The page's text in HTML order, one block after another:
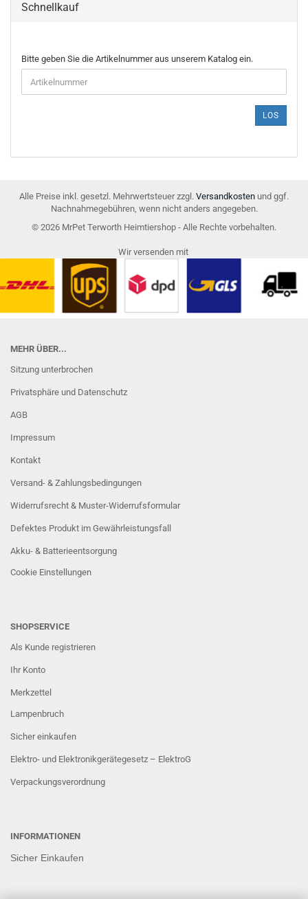
Schnellkauf
BITTE
GEBEN
SIE
DIE
EIN.
Bitte geben Sie die Artikelnummer aus unserem Katalog ein.
LOS
Alle Preise inkl. gesetzl. Mehrwertsteuer zzgl. Versandkosten und ggf.
Nachnahmegebühren, wenn nicht anders angegeben.
© 2026 MrPet Terworth Heimtiershop - Alle Rechte vorbehalten.
Wir versenden mit
MEHR ÜBER...
Sitzung unterbrochen
Privatsphäre und Datenschutz
AGB
Impressum
Kontakt
Versand- & Zahlungsbedingungen
Widerrufsrecht & Muster-Widerrufsformular
Defektes Produkt im Gewährleistungsfall
Akku- & Batterieentsorgung
Cookie Einstellungen
SHOPSERVICE
Als Kunde registrieren
Ihr Konto
Merkzettel
Lampenbruch
Sicher einkaufen
Elektro- und Elektronikgerätegesetz – ElektroG
Verpackungsverordnung
INFORMATIONEN
Sicher Einkaufen